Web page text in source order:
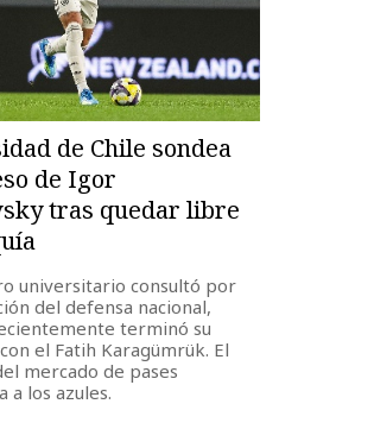
de Chile sondea
de Igor
tras quedar libre
universitario consultó por
del defensa nacional,
terminó su
el Fatih Karagümrük. El
mercado de pases
a los azules.